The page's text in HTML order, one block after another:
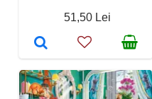
51,50 Lei